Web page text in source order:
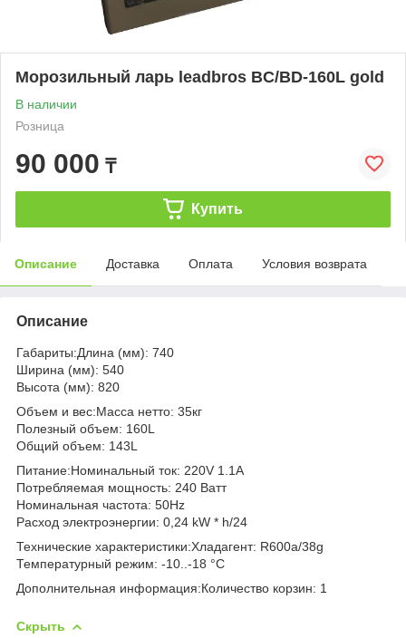
Морозильный ларь leadbros BC/BD-160L gold
В наличии
Розница
90 000 ₸
Купить
Описание Доставка Оплата Условия возврата
Описание
Габариты:Длина (мм): 740
Ширина (мм): 540
Высота (мм): 820
Объем и вес:Масса нетто: 35кг
Полезный объем: 160L
Общий объем: 143L
Питание:Номинальный ток: 220V 1.1A
Потребляемая мощность: 240 Ватт
Номинальная частота: 50Hz
Расход электроэнергии: 0,24 kW * h/24
Технические характеристики:Хладагент: R600a/38g
Температурный режим: -10..-18 °C
Дополнительная информация:Количество корзин: 1
Скрыть